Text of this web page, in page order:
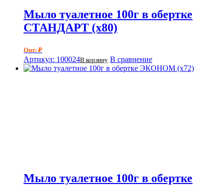
Мыло туалетное 100г в обертке
СТАНДАРТ (х80)
Опт: ₽
Артикул: 100024В корзину В сравнение
Мыло туалетное 100г в обертке